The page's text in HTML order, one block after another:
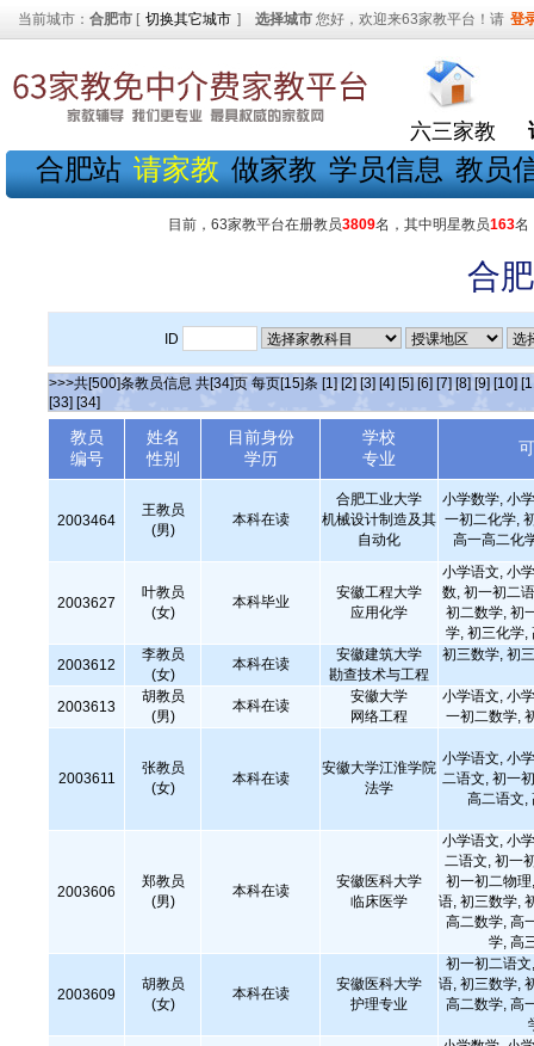
当前城市： 合肥市 [ 切换其它城市 ] 选择城市 您好，欢迎来63家教平台！请 登
六三家教
合肥站 请家教 做家教 学员信息 教员
目前，63家教平台在册教员3809名，其中明星教员163名
合
ID
>>>共[500]条教员信息 共[34]页 每页[15]条 [1] [2] [3] [4] [5] [6] [7] [8] [9] [10]
[33] [34]
教员
编号
姓名
性别
目前身份
学历
学校
专业
2003464
王教员
(男)
本科在读
合肥工业大学
机械设计制造及其
自动化
小学数学, 小
一初二化学,
高一高二化
2003627
叶教员
(女)
本科毕业
安徽工程大学
应用化学
小学语文, 小
数, 初一初二
初二数学, 初
学, 初三化学,
2003612
李教员
(女)
本科在读
安徽建筑大学
勘查技术与工程
初三数学, 初
2003613
胡教员
(男)
本科在读
安徽大学
网络工程
小学语文, 小
一初二数学,
2003611
张教员
(女)
本科在读
安徽大学江淮学院
法学
小学语文, 小
二语文, 初一
高二语文,
2003606
郑教员
(男)
本科在读
安徽医科大学
临床医学
小学语文, 小
二语文, 初一
初一初二物
语, 初三数学,
高二数学, 高
学, 高
2003609
胡教员
(女)
本科在读
安徽医科大学
护理专业
初一初二语
语, 初三数学,
高二数学, 高